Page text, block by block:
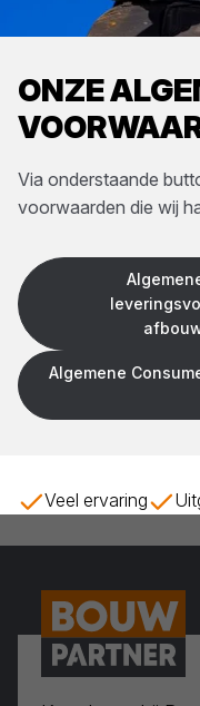
ONZE
Via onderstaande
voorwaarden die wij
Algemene
Veel ervaring